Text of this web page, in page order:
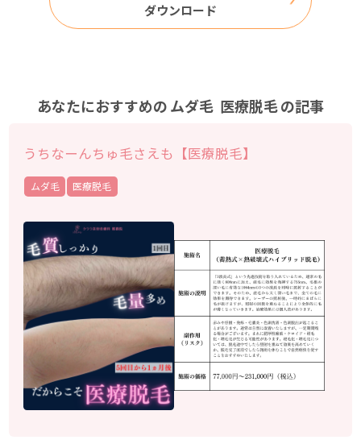
ダウンロード
あなたにおすすめのムダ毛 医療脱毛の記事
うちなーんちゅ毛さえも【医療脱毛】
ムダ毛 医療脱毛